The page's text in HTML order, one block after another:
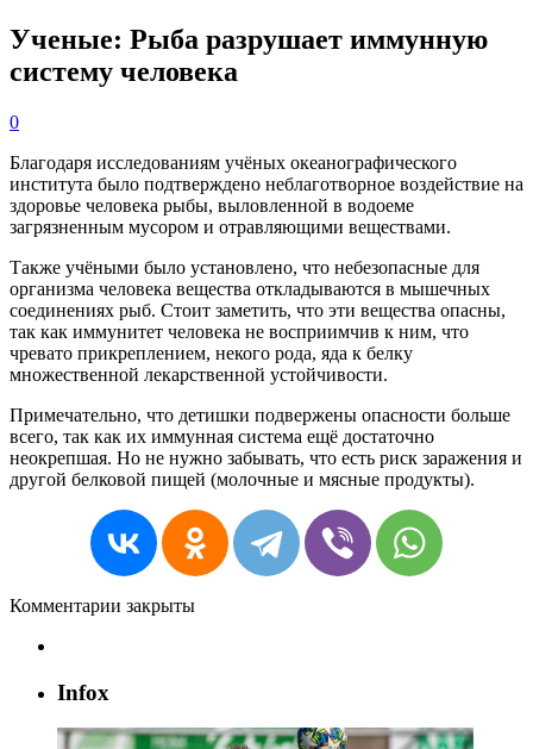
Ученые: Рыба разрушает иммунную
систему человека
0
Благодаря исследованиям учёных океанографического
института было подтверждено неблаготворное воздействие на
здоровье человека рыбы, выловленной в водоеме
загрязненным мусором и отравляющими веществами.
Также учёными было установлено, что небезопасные для
организма человека вещества откладываются в мышечных
соединениях рыб. Стоит заметить, что эти вещества опасны,
так как иммунитет человека не восприимчив к ним, что
чревато прикреплением, некого рода, яда к белку
множественной лекарственной устойчивости.
Примечательно, что детишки подвержены опасности больше
всего, так как их иммунная система ещё достаточно
неокрепшая. Но не нужно забывать, что есть риск заражения и
другой белковой пищей (молочные и мясные продукты).
Комментарии закрыты
Infox